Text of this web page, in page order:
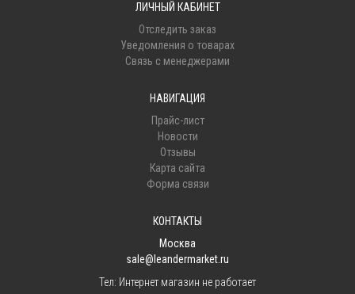
ЛИЧНЫЙ КАБИНЕТ
Отследить заказ
Уведомления о товарах
Связь с менеджерами
НАВИГАЦИЯ
Прайс-лист
Новости
Отзывы
Карта сайта
Форма связи
КОНТАКТЫ
Москва
sale@leandermarket.ru
Тел: Интернет магазин не работает